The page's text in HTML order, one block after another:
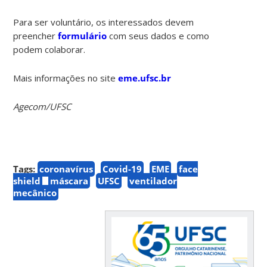
Para ser voluntário, os interessados devem
preencherformulário com seus dados e como
podem colaborar.
Mais informações no siteeme.ufsc.br
Agecom/UFSC
Tags: coronavírus Covid-19 EME
face
shield
máscara UFSC
ventilador
mecânico